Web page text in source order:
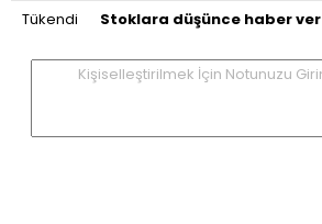
Tükendi Stoklara düşünce haber ver
Kişiselleştirilmek İçin Notunuzu